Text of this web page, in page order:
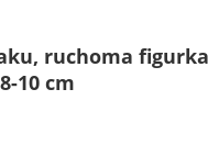
ruchoma figurka
10 cm